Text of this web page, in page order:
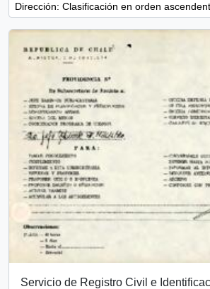
Dirección: Clasificación en orden
Servicio de Registro Civil e